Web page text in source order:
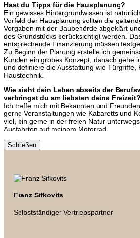
Hast du Tipps für die Hausplanung?
Ein gewisses Hintergrundwissen ist
Vorfeld der Hausplanung sollten die
Vorgaben mit der Baubehörde abgeklärt
des Grundstücks berücksichtigt werden.
entsprechende Finanzierung müssen
Zu Beginn der Planung erstelle ich
Kunden ein grobes Konzept, danach gehe
und definiere die Ausstattung wie Türgriffe,
Haustechnik.
Wie sieht dein Leben abseits der
verbringst du am liebsten deine Freizeit?
Ich treffe mich mit Bekannten und
gerne Veranstaltungen wie Kabaretts und
viel, bin gerne in der freien Natur
Ausfahrten auf meinem Motorrad.
Schließen
Franz Sifkovits
Selbstständiger Vertriebspartner